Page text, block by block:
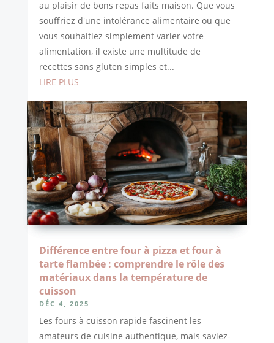
au plaisir de bons repas faits maison. Que vous
souffriez d'une intolérance alimentaire ou que
vous souhaitiez simplement varier votre
alimentation, il existe une multitude de
recettes sans gluten simples et...
LIRE PLUS
Différence entre four à pizza et four à
tarte flambée : comprendre le rôle des
matériaux dans la température de
cuisson
DÉC 4, 2025
Les fours à cuisson rapide fascinent les
amateurs de cuisine authentique, mais saviez-